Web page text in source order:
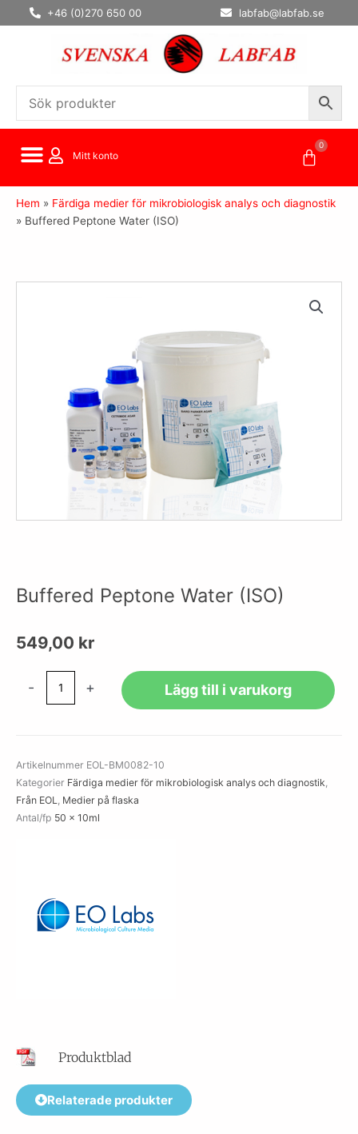
Hoppa
till
+46 (0)270 650 00 labfab@labfab.se
Mitt konto
0
Hem » Färdiga medier för mikrobiologisk analys och diagnostik
» Buffered Peptone Water (ISO)
Buffered Peptone Water (ISO)
549,00 kr
- + Lägg till i varukorg
Artikelnummer EOL-BM0082-10
Kategorier Färdiga medier för mikrobiologisk analys och diagnostik,
Från EOL, Medier på flaska
Antal/fp 50 x 10ml
Produktblad
Relaterade produkter